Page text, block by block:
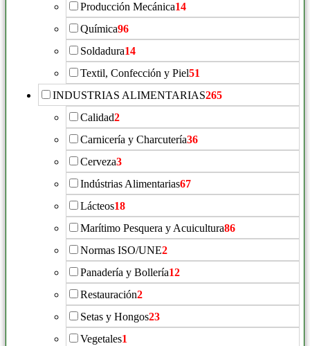
Producción Mecánica14
Química96
Soldadura14
Textil, Confección y Piel51
INDUSTRIAS ALIMENTARIAS265
Calidad2
Carnicería y Charcutería36
Cerveza3
Indústrias Alimentarias67
Lácteos18
Marítimo Pesquera y Acuicultura86
Normas ISO/UNE2
Panadería y Bollería12
Restauración2
Setas y Hongos23
Vegetales1